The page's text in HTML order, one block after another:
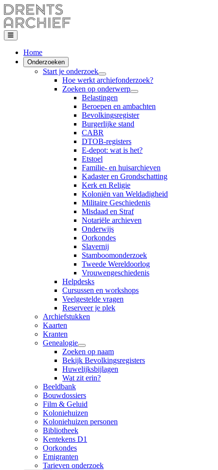
Home
Onderzoeken
Start je onderzoek
Hoe werkt archiefonderzoek?
Zoeken op onderwerp
Belastingen
Beroepen en ambachten
Bevolkingsregister
Burgerlijke stand
CABR
DTOB-registers
E-depot: wat is het?
Etstoel
Familie- en huisarchieven
Kadaster en Grondschatting
Kerk en Religie
Koloniën van Weldadigheid
Militaire Geschiedenis
Misdaad en Straf
Notariële archieven
Onderwijs
Oorkondes
Slavernij
Stamboomonderzoek
Tweede Wereldoorlog
Vrouwengeschiedenis
Helpdesks
Cursussen en workshops
Veelgestelde vragen
Reserveer je plek
Archiefstukken
Kaarten
Kranten
Genealogie
Zoeken op naam
Bekijk Bevolkingsregisters
Huwelijksbijlagen
Wat zit erin?
Beeldbank
Bouwdossiers
Film & Geluid
Koloniehuizen
Koloniehuizen personen
Bibliotheek
Kentekens D1
Oorkondes
Emigranten
Tarieven onderzoek